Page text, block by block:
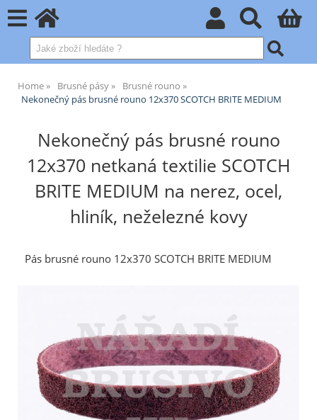
Home Brusné pásy
Brusné rouno
Nekonečný pás brusné rouno 12x370 SCOTCH BRITE MEDIUM
Nekonečný pás brusné rouno
12x370 netkaná textilie SCOTCH
BRITE MEDIUM na nerez, ocel,
hliník, neželezné kovy
Pás brusné rouno 12x370 SCOTCH BRITE MEDIUM